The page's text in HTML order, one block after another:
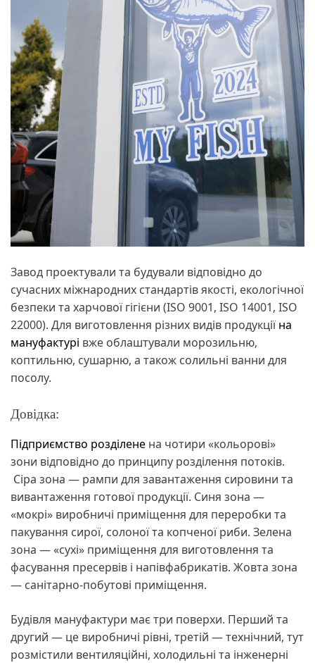
Завод проектували та будували відповідно до
сучасних міжнародних стандартів якості, екологічної
безпеки та харчової гігієни (ISO 9001, ISO 14001, ISO
22000). Для виготовлення різних видів продукціїна
мануфактурі вже облаштували морозильню,
коптильню, сушарню, а також солильні ванни для
посолу.
Довідка:
Підприємство розділене на чотири «кольорові»
зони відповідно до принципу розділення потоків.
Сіра зона — рампи для завантаження сировини та
вивантаження готової продукції. Синя зона —
«мокрі» виробничі приміщення для переробки та
пакування сирої, солоної та копченої риби. Зелена
зона — «сухі» приміщення для виготовлення та
фасування пресервів і напівфабрикатів. Жовта зона
— санітарно-побутові приміщення.
Будівля мануфактури має три поверхи. Перший та
другий — це виробничі рівні, третій — технічний, тут
розмістили вентиляційні, холодильні та інженерні